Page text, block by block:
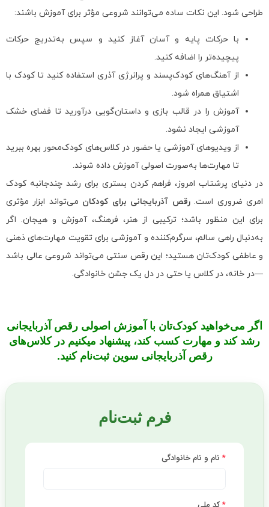
طراحی شود. این نکات ساده می‌توانند شروعی مؤثر برای آموزش باشند:
با حرکات پایه و آسان آغاز کنید و سپس به‌تدریج حرکات
پیچیده‌تر را اضافه کنید.
از آهنگ‌های کودک‌پسند و پرانرژی آذری استفاده کنید تا کودک با
اشتیاق همراه شود.
آموزش را در قالب بازی و داستان‌گویی درآورید تا فضای خشک
آموزشی ایجاد نشود.
از ویدیوهای آموزشی یا حضور در کلاس‌های کودک‌محور بهره ببرید
تا مهارت‌ها به‌صورت اصولی آموزش داده شوند.
در دنیای پرشتاب امروز، فراهم کردن بستری برای رشد چندجانبه کودک
امری ضروری است.رقص آذربایجانی برای کودکان می‌تواند ابزار مؤثری
برای این منظور باشد؛ ترکیبی از هنر، فرهنگ، آموزش و هیجان. اگر
به‌دنبال راهی سالم، سرگرم‌کننده و آموزشی برای تقویت مهارت‌های ذهنی
و عاطفی کودک‌تان هستید؛ این رقص سنتی می‌تواند شروعی عالی باشد
—در خانه، در کلاس یا حتی در دل یک جشن خانوادگی.
اگر می‌خواهید کودک‌تان با آموزش اصولی رقص آذربایجانی
رشد کند و مهارت کسب کند، پیشنهاد میکنیم در کلاس‌های
رقص آذربایجانی سوین ثبت‌نام کنید.
فرم ثبت‌نام